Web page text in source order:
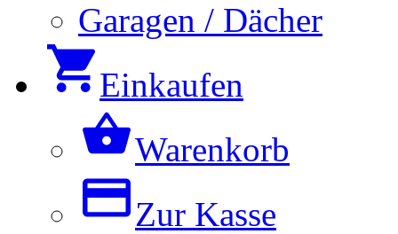
Garagen / Dächer
Einkaufen
Warenkorb
Zur Kasse